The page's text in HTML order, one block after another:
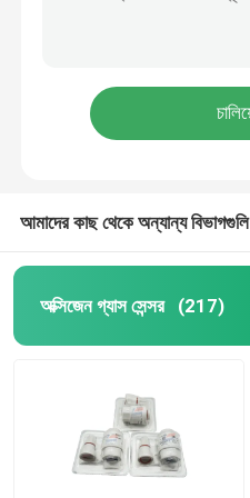
গ্যাস সেন্সর
ইলেকট্রনিক গ্যাস বিশ্লেষক
আর্দ্রতা তাপমাত্রা সেন্সর
ইলেকট্রনিক প্রেসার সেন্সর
আমাদের কাছ থেকে অন্যান্য বিভাগগুলি
অক্সিজেন গ্যাস সেন্সর (217)